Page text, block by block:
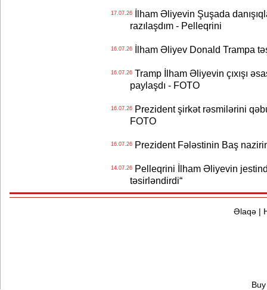
17.07.26İlham Əliyevin Şuşada
razılaşdım - Pelleqrini
16.07.26İlham Əliyev Donald Trampa
16.07.26Tramp İlham Əliyevin çıxışı
paylaşdı - FOTO
16.07.26Prezident şirkət rəsmilərini
FOTO
16.07.26Prezident Fələstinin Baş
14.07.26Pelleqrini İlham Əliyevin
təsirləndirdi“
Əlaqə|